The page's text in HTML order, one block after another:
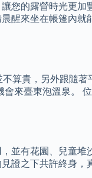
的露營時光更
醒來坐在帳篷內
算貴，另外跟隨
來臺東泡溫泉。
並有花園、兒童
之下共許終身，